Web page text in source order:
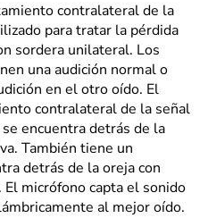
contralateral de la
para tratar la pérdida
sordera unilateral. Los
una audición normal o
en el otro oído. El
contralateral de la señal
encuentra detrás de la
También tiene un
detrás de la oreja con
micrófono capta el sonido
al mejor oído.